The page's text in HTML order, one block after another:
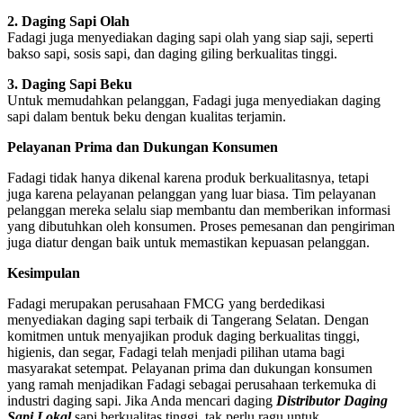
2. Daging Sapi Olah
Fadagi juga menyediakan daging sapi olah yang siap saji, seperti
bakso sapi, sosis sapi, dan daging giling berkualitas tinggi.
3. Daging Sapi Beku
Untuk memudahkan pelanggan, Fadagi juga menyediakan daging
sapi dalam bentuk beku dengan kualitas terjamin.
Pelayanan Prima dan Dukungan Konsumen
Fadagi tidak hanya dikenal karena produk berkualitasnya, tetapi
juga karena pelayanan pelanggan yang luar biasa. Tim pelayanan
pelanggan mereka selalu siap membantu dan memberikan informasi
yang dibutuhkan oleh konsumen. Proses pemesanan dan pengiriman
juga diatur dengan baik untuk memastikan kepuasan pelanggan.
Kesimpulan
Fadagi merupakan perusahaan FMCG yang berdedikasi
menyediakan daging sapi terbaik di Tangerang Selatan. Dengan
komitmen untuk menyajikan produk daging berkualitas tinggi,
higienis, dan segar, Fadagi telah menjadi pilihan utama bagi
masyarakat setempat. Pelayanan prima dan dukungan konsumen
yang ramah menjadikan Fadagi sebagai perusahaan terkemuka di
industri daging sapi. Jika Anda mencari daging Distributor Daging